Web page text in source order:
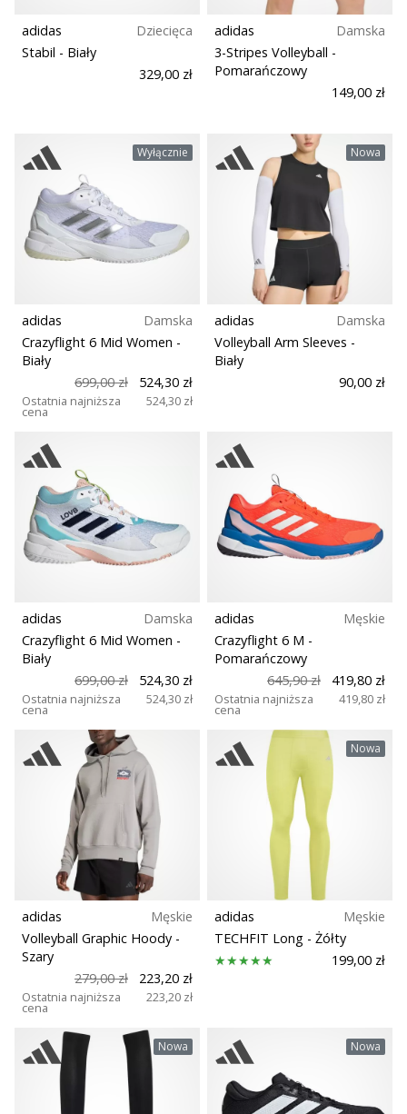
adidas
Dziecięca
Stabil - Biały
329,00 zł
adidas
Damska
3-Stripes Volleyball -
Pomarańczowy
149,00 zł
Wyłącznie
adidas
Damska
Crazyflight 6 Mid Women -
Biały
699,00 zł
524,30 zł
Ostatnia najniższa
cena
524,30 zł
Nowa
adidas
Damska
Volleyball Arm Sleeves -
Biały
90,00 zł
adidas
Damska
Crazyflight 6 Mid Women -
Biały
699,00 zł
524,30 zł
Ostatnia najniższa
cena
524,30 zł
adidas
Męskie
Crazyflight 6 M -
Pomarańczowy
645,90 zł
419,80 zł
Ostatnia najniższa
cena
419,80 zł
adidas
Męskie
Volleyball Graphic Hoody -
Szary
279,00 zł
223,20 zł
Ostatnia najniższa
cena
223,20 zł
Nowa
adidas
Męskie
TECHFIT Long - Żółty
199,00 zł
Nowa Nowa